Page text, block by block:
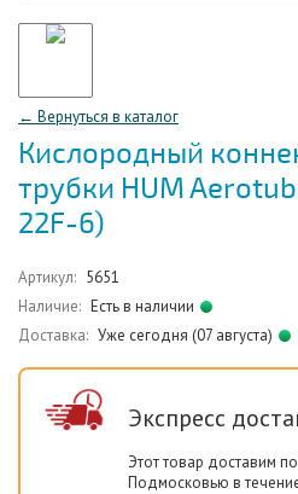
← Вернуться в каталог
Кислородный
трубки HUM
22F-6)
Артикул: 5651
Наличие: Есть в наличии
Доставка: Уже сегодня (07 августа)
Экспресс
Этот товар доставим
Подмосковью в